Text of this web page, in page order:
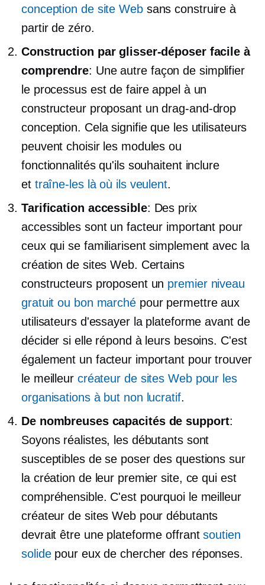
conception de site Websans construire à
partir de zéro.
Construction par glisser-déposer facile à
comprendre: Une autre façon de simplifier
le processus est de faire appel à un
constructeur proposant undrag-and-drop
conception. Cela signifie que les utilisateurs
peuvent choisir les modules ou
fonctionnalités qu'ils souhaitent inclure
et traîne-les là où ils veulent.
Tarification accessible: Des prix
accessibles sont un facteur important pour
ceux qui se familiarisent simplement avec la
création de sites Web. Certains
constructeurs proposent un premier niveau
gratuit ou bon marchépour permettre aux
utilisateurs d'essayer la plateforme avant de
décider si elle répond à leurs besoins. C'est
également un facteur important pour trouver
le meilleur créateur de sites Web pour les
organisations à but non lucratif.
De nombreuses capacités de support:
Soyons réalistes, les débutants sont
susceptibles de se poser des questions sur
la création de leur premier site, ce qui est
compréhensible. C'est pourquoi le meilleur
créateur de sites Web pour débutants
devrait être une plateforme offrantsoutien
solidepour eux de chercher des réponses.